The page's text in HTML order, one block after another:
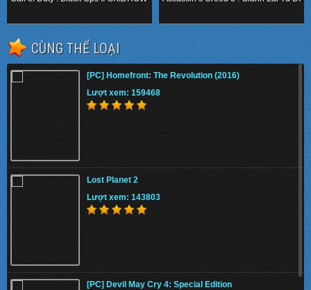
CÙNG THỂ LOẠI
[PC] Homefront: The Revolution (2016)
Lượt xem: 159468
Lost Planet 2
Lượt xem: 143803
[PC] Devil May Cry 4: Special Edition